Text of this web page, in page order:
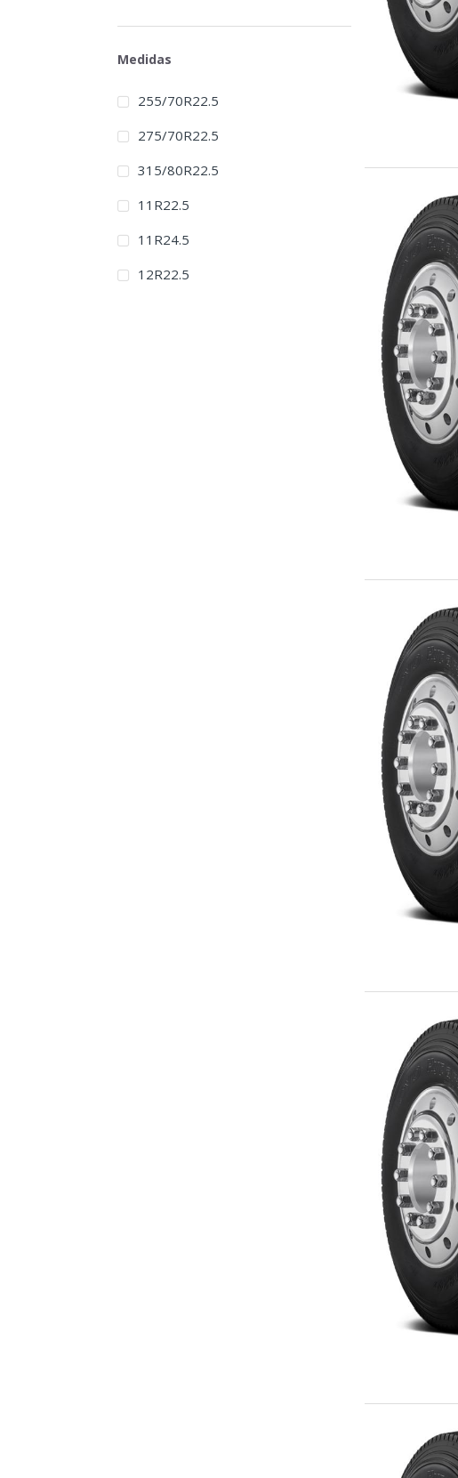
Medidas
255/70R22.5
275/70R22.5
315/80R22.5
11R22.5
11R24.5
12R22.5